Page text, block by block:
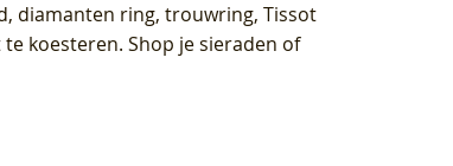
diamanten ring, trouwring, Tissot
koesteren. Shop je sieraden of